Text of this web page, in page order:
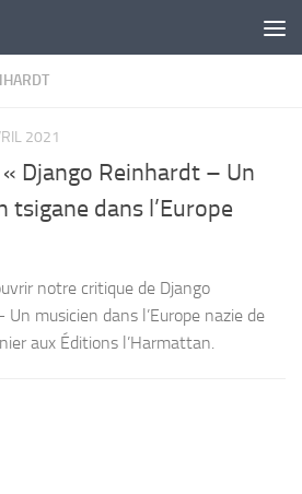
2021
Django Reinhardt – Un
tsigane dans l’Europe
notre critique de Django
Un musicien dans l’Europe nazie de
aux Éditions l’Harmattan.